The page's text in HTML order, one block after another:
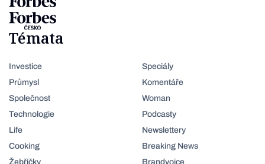
Témata
Investice
Průmysl
Společnost
Technologie
Life
Cooking
Žebříčky
Speciály
Komentáře
Woman
Podcasty
Newslettery
Breaking News
Brandvoice